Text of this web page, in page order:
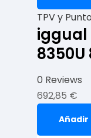
TPV y
iggual
8350U
0 Reviews
692,85 €